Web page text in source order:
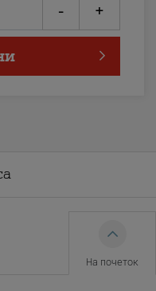
- +
На почеток